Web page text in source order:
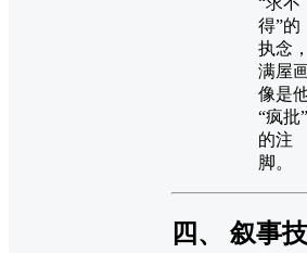
得”的
执念，
满屋
像是
“疯批”
的注
脚。
四、 叙事技